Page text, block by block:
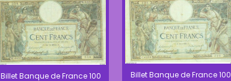
Billet Banque de France 100
Billet Banque de France 100